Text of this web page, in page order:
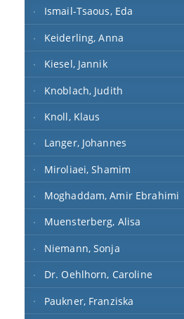
Ismail-Tsaous, Eda
Keiderling, Anna
Kiesel, Jannik
Knoblach, Judith
Knoll, Klaus
Langer, Johannes
Miroliaei, Shamim
Moghaddam, Amir Ebrahimi
Muensterberg, Alisa
Niemann, Sonja
Dr. Oehlhorn, Caroline
Paukner, Franziska